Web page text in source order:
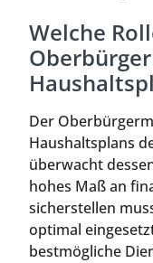
Welche
Der
Haushaltsplans
überwacht
hohes Maß an
sicherstellen
optimal
bestmögliche